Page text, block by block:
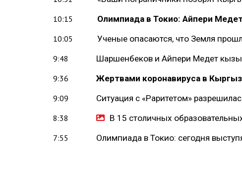
10:15 Олимпиада в Токио: Айпери
10:05 Ученые опасаются, что Земля
9:48 Шаршенбеков и Айпери Медет
9:36 Жертвами коронавируса в
9:09 Ситуация с «Раритетом»
8:38 В 15 столичных
7:55 Олимпиада в Токио: сегодня